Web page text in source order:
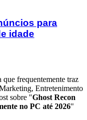
para
idade
que frequentemente traz
Entretenimento
sobre "Ghost Recon
no PC até 2026"